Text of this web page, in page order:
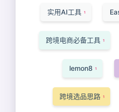
实用AI工具 1
跨境电商必备工具 1
lemon8 1
跨境选品思路 1